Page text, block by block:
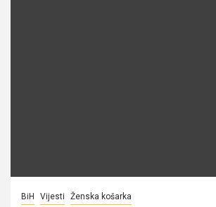
BiH Vijesti Ženska košarka